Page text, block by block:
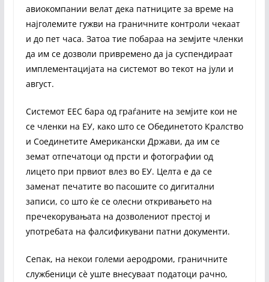
авиокомпании велат дека патниците за време на
најголемите гужви на граничните контроли чекаат
и до пет часа. Затоа тие побараа на земјите членки
да им се дозволи привремено да ја суспендираат
имплементацијата на системот во текот на јули и
август.
Системот ЕЕС бара од граѓаните на земјите кои не
се членки на ЕУ, како што се Обединетото Кралство
и Соединетите Американски Држави, да им се
земат отпечатоци од прсти и фотографии од
лицето при првиот влез во ЕУ. Целта е да се
заменат печатите во пасошите со дигитални
записи, со што ќе се олесни откривањето на
пречекорувањата на дозволениот престој и
употребата на фалсификувани патни документи.
Сепак, на некои големи аеродроми, граничните
службеници сè уште внесуваат податоци рачно,